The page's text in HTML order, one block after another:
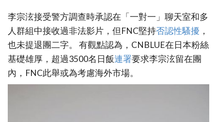
李宗泫接受警方調查時承認在「一對一」聊天室和多
人群組中接收過非法影片，但FNC堅持否認性騷擾 ，
也未提退團二字。 有觀點認為，CNBLUE在日本粉絲
基礎雄厚，超過3500名日飯連署要求李宗泫留在團
內，FNC此舉或為考慮海外市場。